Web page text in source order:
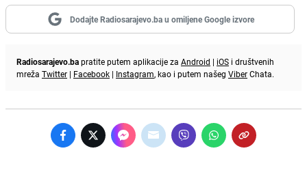
Dodajte Radiosarajevo.ba u omiljene Google izvore
Radiosarajevo.bapratite putem aplikacije za Android | iOS i društvenih
mreža Twitter | Facebook | Instagram, kao i putem našeg ViberChata.